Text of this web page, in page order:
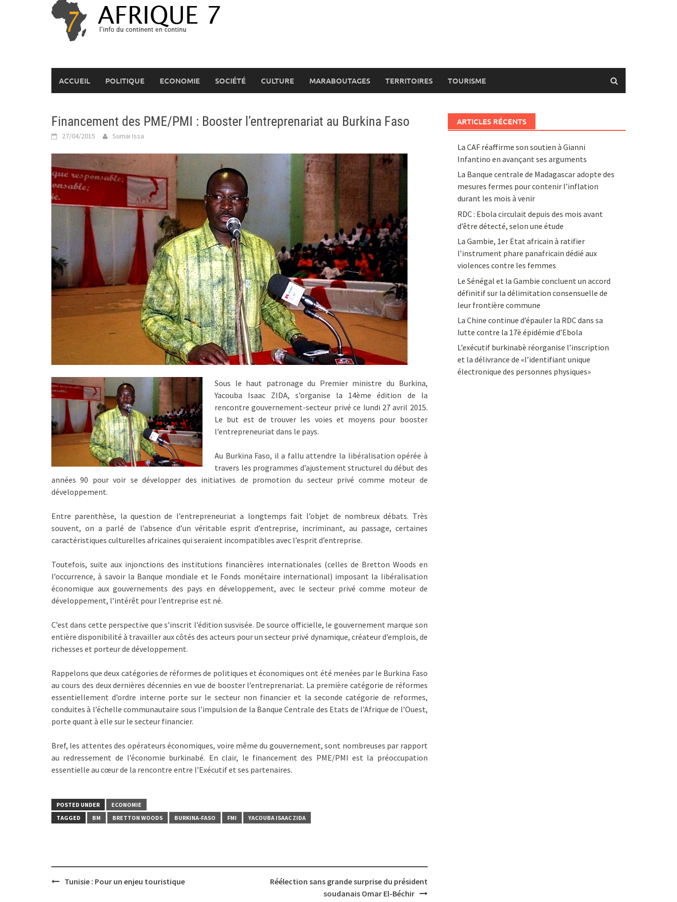
ACCUEIL POLITIQUE ECONOMIE SOCIÉTÉ CULTURE MARABOUTAGES TERRITOIRES TOURISME
Financement des PME/PMI : Booster l’entreprenariat au Burkina Faso
27/04/2015 Sumai Issa
Sous le haut patronage du Premier ministre du Burkina,
Yacouba Isaac ZIDA, s’organise la 14ème édition de la
rencontre gouvernement-secteur privé ce lundi 27 avril 2015.
Le but est de trouver les voies et moyens pour booster
l’entrepreneuriat dans le pays.
Au Burkina Faso, il a fallu attendre la libéralisation opérée à
travers les programmes d’ajustement structurel du début des
années 90 pour voir se développer des initiatives de promotion du secteur privé comme moteur de
développement.
Entre parenthèse, la question de l’entrepreneuriat a longtemps fait l’objet de nombreux débats. Très
souvent, on a parlé de l’absence d’un véritable esprit d’entreprise, incriminant, au passage, certaines
caractéristiques culturelles africaines qui seraient incompatibles avec l’esprit d’entreprise.
Toutefois, suite aux injonctions des institutions financières internationales (celles de Bretton Woods en
l’occurrence, à savoir la Banque mondiale et le Fonds monétaire international) imposant la libéralisation
économique aux gouvernements des pays en développement, avec le secteur privé comme moteur de
développement, l’intérêt pour l’entreprise est né.
C’est dans cette perspective que s’inscrit l’édition susvisée. De source officielle, le gouvernement marque son
entière disponibilité à travailler aux côtés des acteurs pour un secteur privé dynamique, créateur d’emplois, de
richesses et porteur de développement.
Rappelons que deux catégories de réformes de politiques et économiques ont été menées par le Burkina Faso
au cours des deux dernières décennies en vue de booster l’entreprenariat. La première catégorie de réformes
essentiellement d’ordre interne porte sur le secteur non financier et la seconde catégorie de reformes,
conduites à l’échelle communautaire sous l’impulsion de la Banque Centrale des Etats de l’Afrique de l’Ouest,
porte quant à elle sur le secteur financier.
Bref, les attentes des opérateurs économiques, voire même du gouvernement, sont nombreuses par rapport
au redressement de l’économie burkinabé. En clair, le financement des PME/PMI est la préoccupation
essentielle au cœur de la rencontre entre l’Exécutif et ses partenaires.
POSTED UNDER
ECONOMIE
TAGGED
BM BRETTON WOODS BURKINA-FASO FMI YACOUBA ISAAC ZIDA
PostTunisie : Pour un enjeu touristique
Réélection sans grande surprise du président
soudanais Omar El-Béchir
ARTICLES RÉCENTS
La CAF réaffirme son soutien à Gianni
Infantino en avançant ses arguments
La Banque centrale de Madagascar adopte des
mesures fermes pour contenir l’inflation
durant les mois à venir
RDC : Ebola circulait depuis des mois avant
d’être détecté, selon une étude
La Gambie, 1er Etat africain à ratifier
l’instrument phare panafricain dédié aux
violences contre les femmes
Le Sénégal et la Gambie concluent un accord
définitif sur la délimitation consensuelle de
leur frontière commune
La Chine continue d’épauler la RDC dans sa
lutte contre la 17è épidémie d’Ebola
L’exécutif burkinabè réorganise l’inscription
et la délivrance de «l’identifiant unique
électronique des personnes physiques»